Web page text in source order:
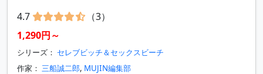
4.7
（3）
1,290円～
シリーズ： セレブビッチ＆セックスビーチ
作家： 三船誠二郎, MUJIN編集部